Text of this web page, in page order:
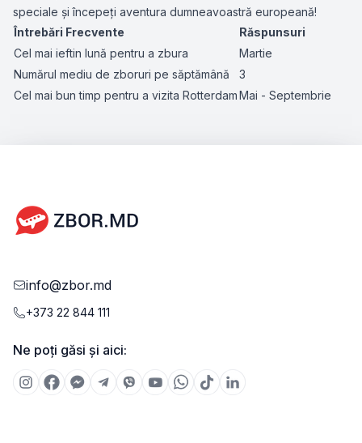
speciale și începeți aventura dumneavoastră europeană!
Întrebări Frecvente
Răspunsuri
Cel mai ieftin lună pentru a zbura
Martie
Numărul mediu de zboruri pe săptămână
3
Cel mai bun timp pentru a vizita RotterdamMai - Septembrie
info@zbor.md
+373 22 844 111
Ne poți găsi și aici: